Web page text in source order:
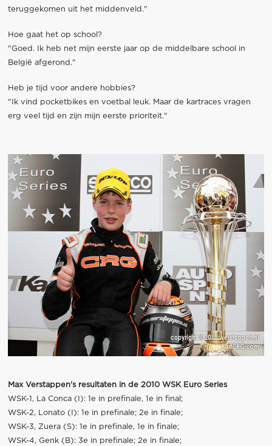
teruggekomen uit het middenveld."
Hoe gaat het op school?
"Goed. Ik heb net mijn eerste jaar op de middelbare school in
België afgerond."
Heb je tijd voor andere hobbies?
"Ik vind pocketbikes en voetbal leuk. Maar de kartraces vragen
erg veel tijd en zijn mijn eerste prioriteit."
Max Verstappen's resultaten in de 2010 WSK Euro Series
WSK-1, La Conca (I): 1e in prefinale, 1e in final;
WSK-2, Lonato (I): 1e in prefinale; 2e in finale;
WSK-3, Zuera (S): 1e in prefinale, 1e in finale;
WSK-4, Genk (B): 3e in prefinale; 2e in finale;